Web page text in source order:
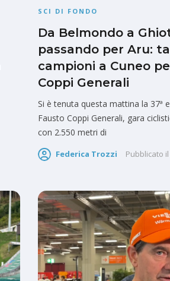
SCI DI FONDO
Da Belmondo a
passando per Aru:
campioni a Cuneo
Coppi Generali
Si è tenuta questa mattina la 37ª
Fausto Coppi Generali, gara
con 2.550 metri di
Federica Trozzi Pubblicato il